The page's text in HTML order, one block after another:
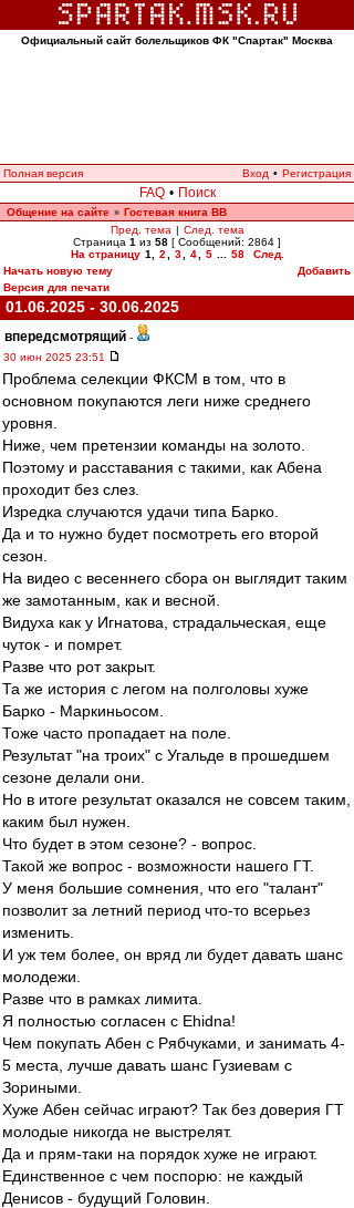
Официальный сайт болельщиков ФК "Спартак" Москва
Полная версия Вход • Регистрация
FAQ • Поиск
Общение на сайте » Гостевая книга ВВ
Пред. тема | След. тема
Страница 1 из 58 [ Сообщений: 2864 ]
На страницу 1 2 3 4 5 58
След.
Начать новую тему
Добавить
Версия для печати
01.06.2025 - 30.06.2025
впередсмотрящий -
30 июн 2025 23:51
Проблема селекции ФКСМ в том, что в
основном покупаются леги ниже среднего
уровня.
Ниже, чем претензии команды на золото.
Поэтому и расставания с такими, как Абена
проходит без слез.
Изредка случаются удачи типа Барко.
Да и то нужно будет посмотреть его второй
сезон.
На видео с весеннего сбора он выглядит таким
же замотанным, как и весной.
Видуха как у Игнатова, страдальческая, еще
чуток - и помрет.
Разве что рот закрыт.
Та же история с легом на полголовы хуже
Барко - Маркиньосом.
Тоже часто пропадает на поле.
Результат "на троих" с Угальде в прошедшем
сезоне делали они.
Но в итоге результат оказался не совсем таким,
каким был нужен.
Что будет в этом сезоне? - вопрос.
Такой же вопрос - возможности нашего ГТ.
У меня большие сомнения, что его "талант"
позволит за летний период что-то всерьез
изменить.
И уж тем более, он вряд ли будет давать шанс
молодежи.
Разве что в рамках лимита.
Я полностью согласен с Ehidna!
Чем покупать Абен с Рябчуками, и занимать 4-
5 места, лучше давать шанс Гузиевам с
Зориными.
Хуже Абен сейчас играют? Так без доверия ГТ
молодые никогда не выстрелят.
Да и прям-таки на порядок хуже не играют.
Единственное с чем поспорю: не каждый
Денисов - будущий Головин.